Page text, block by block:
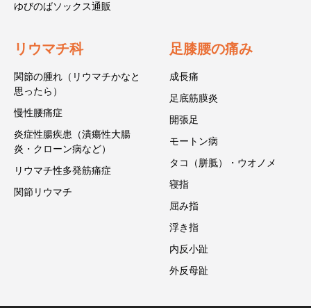
ゆびのばソックス通販
リウマチ科
関節の腫れ（リウマチかなと
思ったら）
慢性腰痛症
炎症性腸疾患（潰瘍性大腸
炎・クローン病など）
リウマチ性多発筋痛症
関節リウマチ
足膝腰の痛み
成長痛
足底筋膜炎
開張足
モートン病
タコ（胼胝）・ウオノメ
寝指
屈み指
浮き指
内反小趾
外反母趾